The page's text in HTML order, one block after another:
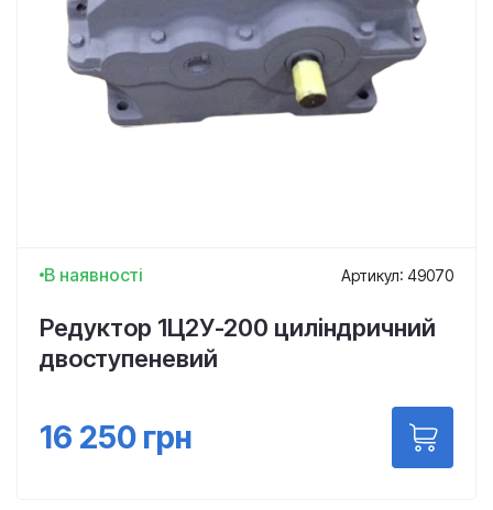
В наявності Артикул: 49070
Редуктор 1Ц2У-200 циліндричний
двоступеневий
16 250 грн